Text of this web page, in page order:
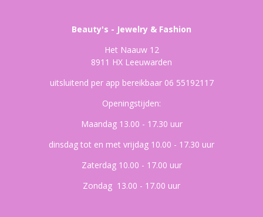
Beauty's - Jewelry & Fashion
Het Naauw 12
8911 HX Leeuwarden
uitsluitend per app bereikbaar 06 55192117
Openingstijden:
Maandag 13.00 - 17.30 uur
dinsdag tot en met vrijdag 10.00 - 17.30 uur
Zaterdag 10.00 - 17.00 uur
Zondag 13.00 - 17.00 uur